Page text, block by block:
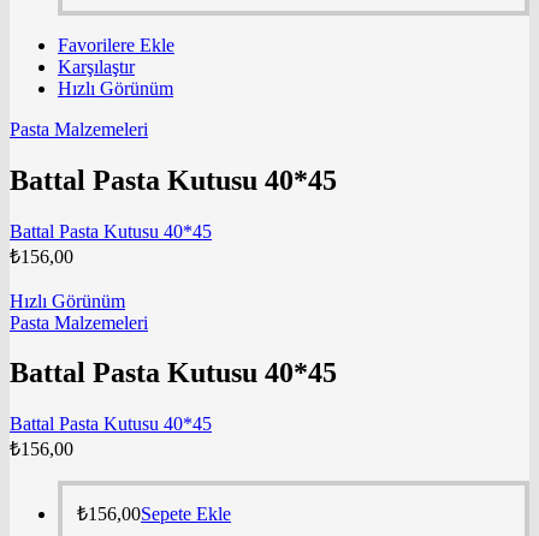
Favorilere Ekle
Karşılaştır
Hızlı Görünüm
Pasta Malzemeleri
Battal Pasta Kutusu 40*45
Battal Pasta Kutusu 40*45
₺156,00
Hızlı Görünüm
Pasta Malzemeleri
Battal Pasta Kutusu 40*45
Battal Pasta Kutusu 40*45
₺156,00
₺156,00Sepete Ekle